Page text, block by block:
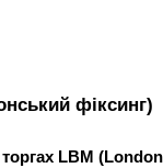
фіксинг)
торгах LBM